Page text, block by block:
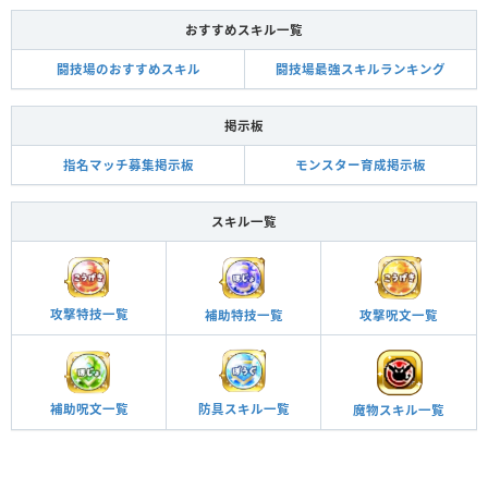
おすすめスキル一覧
闘技場のおすすめスキル 闘技場最強スキルランキング
掲示板
指名マッチ募集掲示板 モンスター育成掲示板
スキル一覧
攻撃特技一覧 補助特技一覧 攻撃呪文一覧
補助呪文一覧 防具スキル一覧 魔物スキル一覧